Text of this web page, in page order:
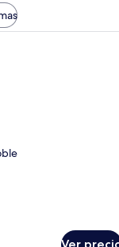
de hotel con